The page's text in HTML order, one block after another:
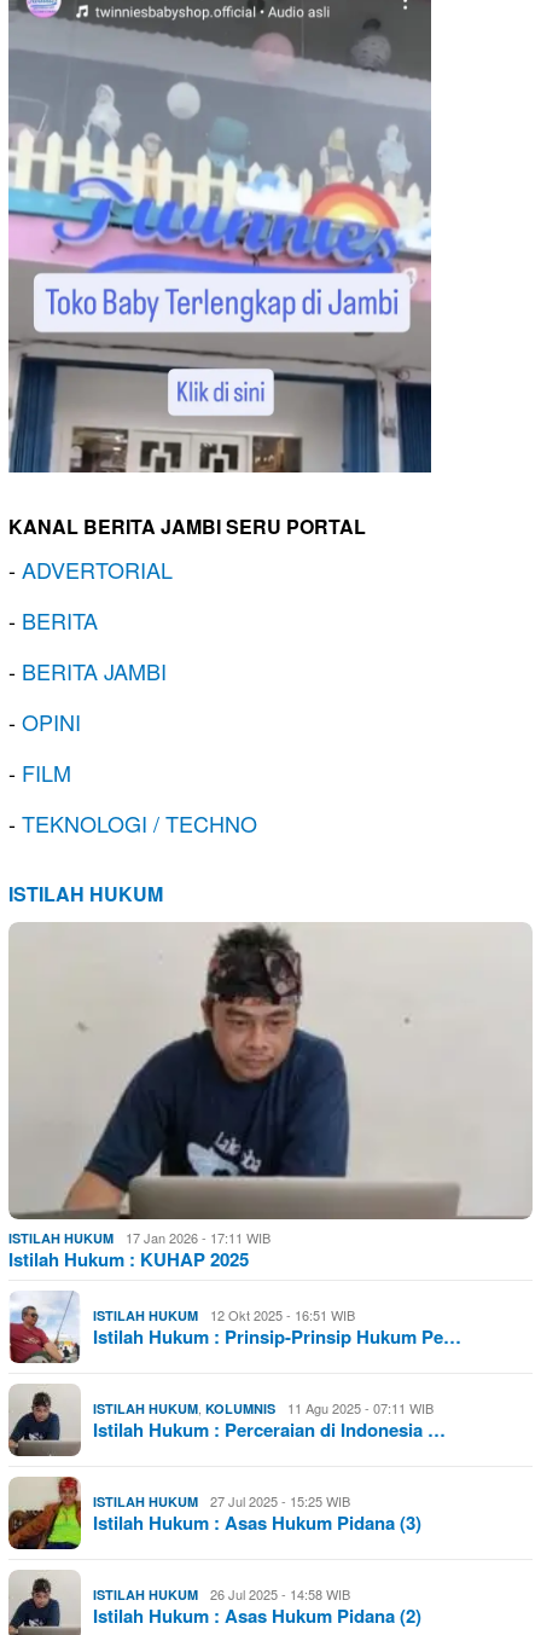
KANAL BERITA JAMBI SERU PORTAL
-ADVERTORIAL
- BERITA
- BERITA JAMBI
-OPINI
- FILM
-TEKNOLOGI / TECHNO
ISTILAH HUKUM
ISTILAH HUKUM 17 Jan 2026 - 17:11 WIB
Istilah Hukum : KUHAP 2025
ISTILAH HUKUM 12 Okt 2025 - 16:51 WIB
Istilah Hukum : Prinsip-Prinsip Hukum Pe…
ISTILAH HUKUM KOLUMNIS 11 Agu 2025 - 07:11 WIB
Istilah Hukum : Perceraian di Indonesia …
ISTILAH HUKUM 27 Jul 2025 - 15:25 WIB
Istilah Hukum : Asas Hukum Pidana (3)
ISTILAH HUKUM 26 Jul 2025 - 14:58 WIB
Istilah Hukum : Asas Hukum Pidana (2)